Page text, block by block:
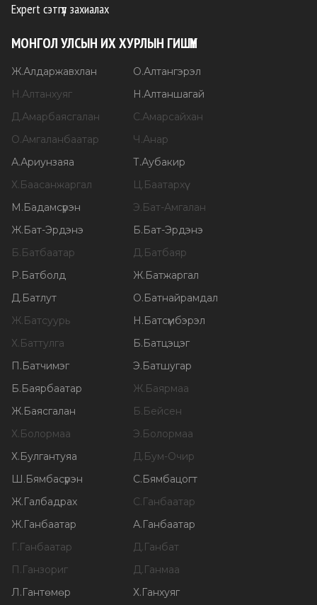
Expert сэтгүүл захиалах
МОНГОЛ УЛСЫН ИХ ХУРЛЫН ГИШҮҮН
Ж.Алдаржавхлан О.Алтангэрэл
Н.Алтанхуяг Н.Алтаншагай
Д.Амарбаясгалан С.Амарсайхан
О.Амгаланбаатар Ч.Анар
А.Ариунзаяа Т.Аубакир
Х.Баасанжаргал Ц.Баатархүү
М.Бадамсүрэн Э.Бат-Амгалан
Ж.Бат-Эрдэнэ Б.Бат-Эрдэнэ
Б.Батбаатар Д.Батбаяр
Р.Батболд Ж.Батжаргал
Д.Батлут О.Батнайрамдал
Ж.Батсуурь Н.Батсүмбэрэл
Х.Баттулга Б.Батцэцэг
П.Батчимэг Э.Батшугар
Б.Баярбаатар Ж.Баярмаа
Ж.Баясгалан Б.Бейсен
Х.Болормаа Э.Болормаа
Х.Булгантуяа Д.Бум-Очир
Ш.Бямбасүрэн С.Бямбацогт
Ж.Галбадрах С.Ганбаатар
Ж.Ганбаатар А.Ганбаатар
Г.Ганбаатар Д.Ганбат
П.Ганзориг Д.Ганмаа
Л.Гантөмөр Х.Ганхуяг